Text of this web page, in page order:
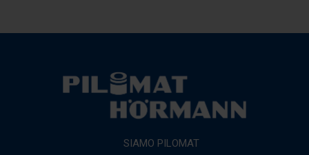
SIAMO PILOMAT